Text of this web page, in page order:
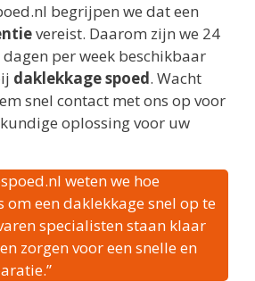
begrijpen we dat een
vereist. Daarom zijn we 24
per week beschikbaar
daklekkage spoed. Wacht
snel contact met ons op voor
oplossing voor uw
weten we hoe
om een daklekkage snel op te
specialisten staan klaar
zorgen voor een snelle en